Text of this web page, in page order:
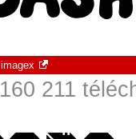
imagex
160 211